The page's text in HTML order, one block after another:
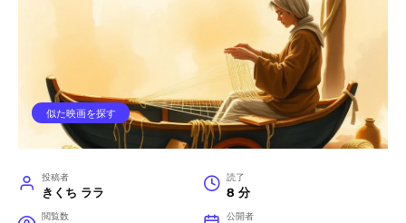
似た映画を探す
投稿者
きくち ララ
読了
8 分
閲覧数 公開者